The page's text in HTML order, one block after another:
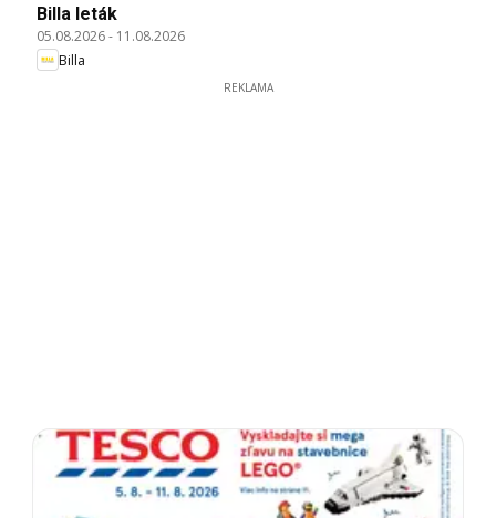
Billa leták
05.08.2026- 11.08.2026
Billa
REKLAMA